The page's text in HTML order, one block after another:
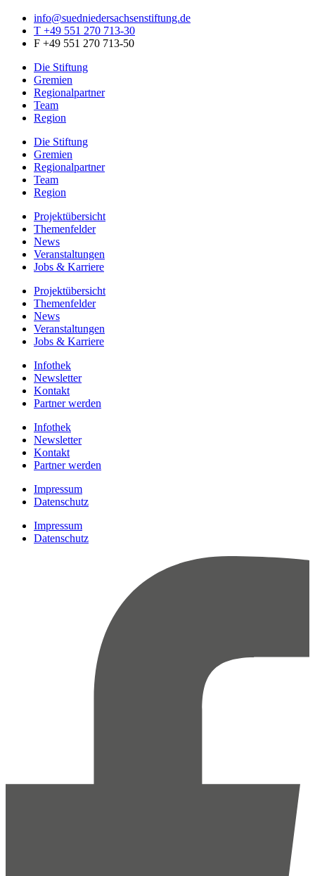
info@suedniedersachsenstiftung.de
T +49 551 270 713-30
F +49 551 270 713-50
Die Stiftung
Gremien
Regionalpartner
Team
Region
Die Stiftung
Gremien
Regionalpartner
Team
Region
Projektübersicht
Themenfelder
News
Veranstaltungen
Jobs & Karriere
Projektübersicht
Themenfelder
News
Veranstaltungen
Jobs & Karriere
Infothek
Newsletter
Kontakt
Partner werden
Infothek
Newsletter
Kontakt
Partner werden
Impressum
Datenschutz
Impressum
Datenschutz